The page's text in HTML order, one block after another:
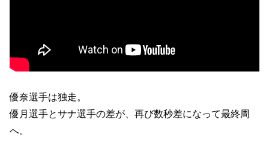
優奈選手は独走。
優月選手とサナ選手の差が、再び数秒差になって最終周
へ。